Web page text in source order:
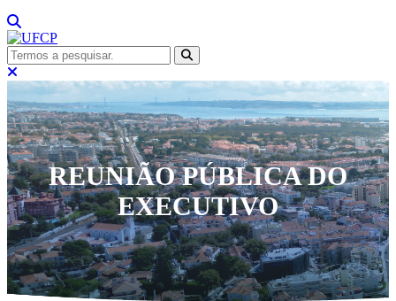
REUNIÃO PÚBLICA DO
EXECUTIVO